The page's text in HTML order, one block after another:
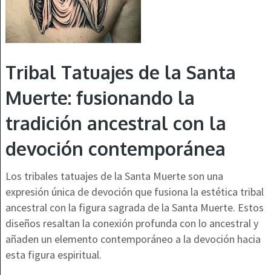
Tribal Tatuajes de la Santa
Muerte: fusionando la
tradición ancestral con la
devoción contemporánea
Los tribales tatuajes de la Santa Muerte son una
expresión única de devoción que fusiona la estética tribal
ancestral con la figura sagrada de la Santa Muerte. Estos
diseños resaltan la conexión profunda con lo ancestral y
añaden un elemento contemporáneo a la devoción hacia
esta figura espiritual.